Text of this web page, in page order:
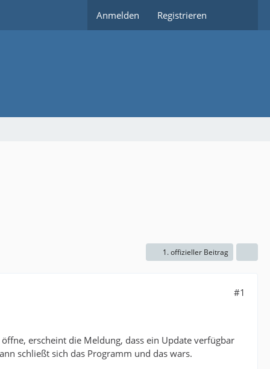
Anmelden Registrieren
1. offizieller Beitrag
#1
erscheint die Meldung, dass ein Update verfügbar
schließt sich das Programm und das wars.